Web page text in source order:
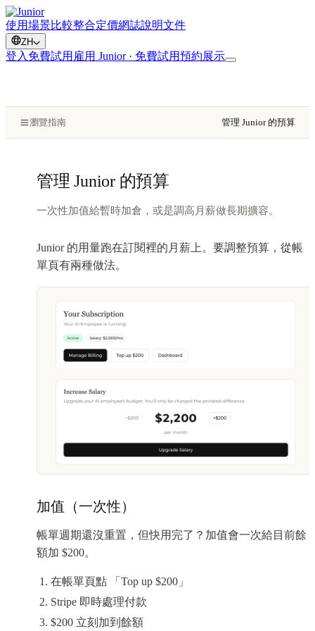
使用場景比較整合定價網誌說明文件
ZH
登入 免費試用 雇用 Junior · 免費試用預約展示
瀏覽指南 管理 Junior 的預算
管理 Junior 的預算
一次性加值給暫時加倉，或是調高月薪做長期擴容。
Junior 的用量跑在訂閱裡的月薪上。要調整預算，從帳
單頁有兩種做法。
加值（一次性）
帳單週期還沒重置，但快用完了？加值會一次給目前餘
額加 $200。
在帳單頁點 「Top up $200」
Stripe 即時處理付款
$200 立刻加到餘額